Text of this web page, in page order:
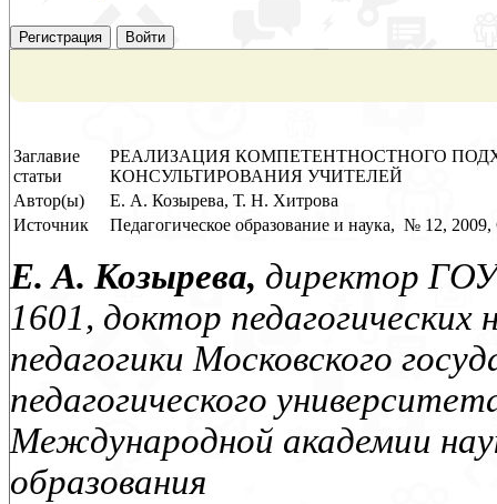
Регистрация Войти
Заглавие
статьи
РЕАЛИЗАЦИЯ КОМПЕТЕНТНОСТНОГО
КОНСУЛЬТИРОВАНИЯ УЧИТЕЛЕЙ
Автор(ы)
Е. А. Козырева, Т. Н. Хитрова
Источник
Педагогическое образование и наука, № 12, 2009,
Е. А. Козырева, директор
1601, доктор педагогических
педагогики Московского
педагогического
Международной академии
образования